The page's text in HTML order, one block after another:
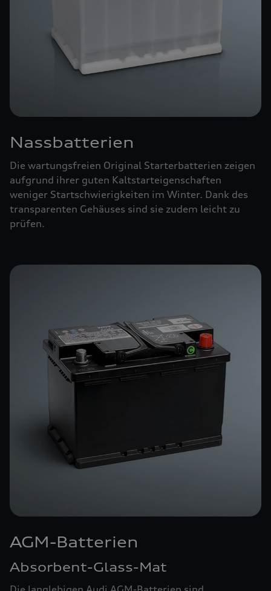
Nassbatterien
Die wartungsfreien Original Starterbatterien zeigen
aufgrund ihrer guten Kaltstarteigenschaften
weniger Startschwierigkeiten im Winter. Dank des
transparenten Gehäuses sind sie zudem leicht zu
prüfen.
AGM-Batterien
Absorbent-Glass-Mat